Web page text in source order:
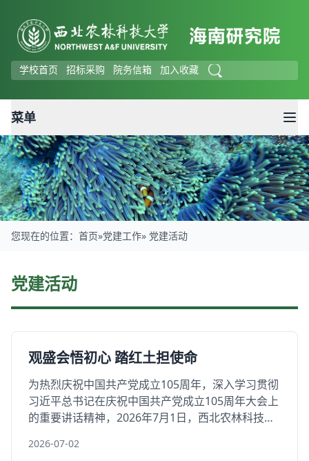
学校首页 招标采购 院务信箱 加入收藏
菜单
党建活动
您现在的位置： 首页»党建工作» 党建活动
党建活动
观盛会悟初心 踏红土担使命
为热烈庆祝中国共产党成立105周年，深入学习贯彻
习近平总书记在庆祝中国共产党成立105周年大会上
的重要讲话精神，2026年7月1日，西北农林科技大
习、实地研......
2026-07-02